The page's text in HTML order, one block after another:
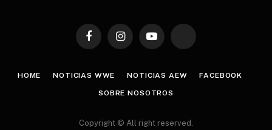
FacebookInstagramYouTube TikTok
HOME NOTICIAS WWE NOTICIAS AEW FACEBOOK
SOBRE NOSOTROS
Copyright © All right reserved.